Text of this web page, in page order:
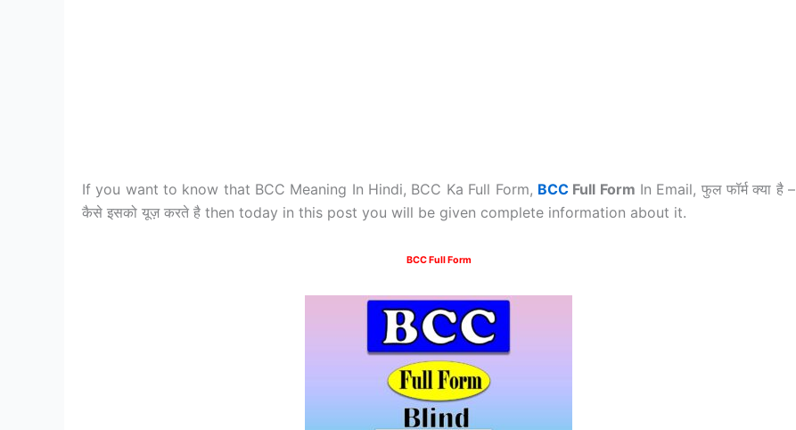
If you want to know that BCC Meaning In Hindi, BCC Ka Full Form, BCCFull Form In Email, फुल फॉर्म क्या है –
कैसे इसको यूज़ करते है then today in this post you will be given complete information about it.
BCC Full Form